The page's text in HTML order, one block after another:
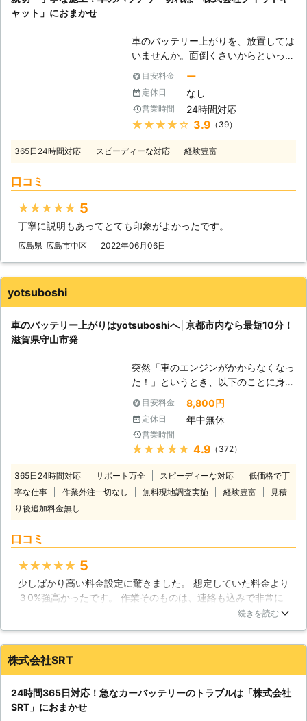
ャット」におまかせ
車のバッテリー上がりを、放置しては
いませんか。面倒くさいからといって
バッテリー上がりを放置してしまう
と、タンク内のガソリンが固まって詰
まりを引き起こす恐れがあります。そ
のため、車のバッテリー上がりはすぐ
にでも解消する必要があるのです。
きは、「株式会社クイックキャット」
てしまったからです。車のエンジンは
バッテリー内の電気を利用して動きだ
って動かなくなってしまいます。
できます 車のバッテリーが上がって
しまったことに気づくのは、車を運転
しようとしたけれどうんともすんとも
動かないときです。実際に運転をしよ
うとしたその瞬間に気が付くので、時
間的に余裕がないことも多いでしょ
社クイックキャット」の出番です！弊
社は、24時間365日対応していま
す。毎日いつでもお客様のご依頼に備
らせることが可能です。お客様がすぐ
にでも運転ができる状況になるように
努めさせていただきますので、車のバ
ッテリーが上がった時はぜひ弊社をご
利用くださいませ。
目安料金 ー
定休日 なし
営業時間 24時間対応
★★★★★ 3.9 （39）
365日24時間対応 スピーディーな対応 経験豊富
口コミ
★★★★★ 5
丁寧に説明もあってとても印象がよかったです。
広島県 広島市中区 2022年06月06日
yotsuboshi
車のバッテリー上がりはyotsuboshiへ│京都市内なら最短10分！
滋賀県守山市発
突然「車のエンジンがかからなくなっ
た！」というとき、以下のことに身に
覚えはありませんか？ ・エアコンや
ライトなど電装品を長時間使った ・
最後にバッテリーを交換してから2年
以上経っている ・長い間車に乗って
いなかった このようなときは車のバ
ッテリー上がりが原因かもしれませ
ん。そんなときはyotsuboshiにお任せ
を！ 当店は滋賀県守山市に拠点をお
そうとしてもエンジンがかからないと
き「どうしよう」「早く直したい」そ
う思われる方が多いかと思います。当
任せを！車のバッテリー上がりに困っ
目安料金 8,800円
定休日 年中無休
営業時間
★★★★★ 4.9 （372）
365日24時間対応 サポート万全 スピーディーな対応
低価格で丁
寧な仕事
作業外注一切なし 無料現地調査実施 経験豊富
見積
り後追加料金無し
口コミ
★★★★★ 5
少しばかり高い料金設定に驚きました。 想定していた料金より
３0%強高かったです。 作業そのものは、連絡も込みで非常に
スムーズ。 作業内容も丁寧だと思います。 ２４時間待機して
程値下げすれば、高価過ぎる感は抑えられそうに思います。
兵庫県 姫路市 2026年07月28日
続きを読む
株式会社SRT
24時間365日対応！急なカーバッテリーのトラブルは「株式会社
SRT」におまかせ